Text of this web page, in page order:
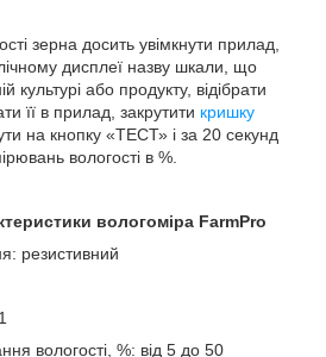
зерна досить увімкнути прилад,
дисплеї назву шкали, що
культурі або продукту, відібрати
її в прилад, закрутити кришку
на кнопку «ТЕСТ» і за 20 секунд
вологості в %.
вологоміра FarmPro
резистивний
вологості, %: від 5 до 50